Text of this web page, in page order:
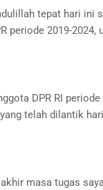
tepat hari ini
periode 2019-2024,
DPR RI
telah dilantik
masa tugas